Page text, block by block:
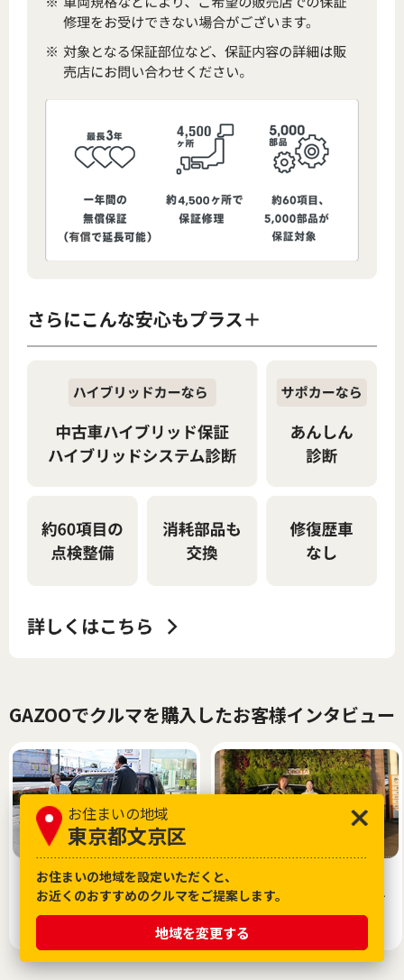
お住まいの地域
東京都文京区
お住まいの地域を設定いただくと、
お近くのおすすめのクルマをご提案します。
地域を変更する
GAZOOでクルマを購入したお客様インタビュー
来店は最寄り、クルマは遠
方。中古車オンライン相談で
できた、新しい中古車選び！
「このヤリスクロスが欲し
い」中古車選びの上手なプロ
セス
2026.02.27